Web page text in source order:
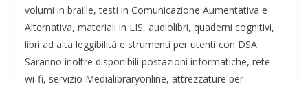
volumi in braille, testi in Comunicazione Aumentativa e
Alternativa, materiali in LIS, audiolibri, quaderni cognitivi,
libri ad alta leggibilità e strumenti per utenti con DSA.
Saranno inoltre disponibili postazioni informatiche, rete
wi-fi, servizio Medialibraryonline, attrezzature per